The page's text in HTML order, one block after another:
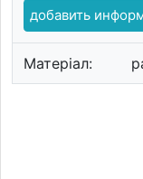
добавить
Матеріал: